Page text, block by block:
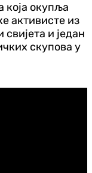
која окупља
активисте из
и један
скупова у